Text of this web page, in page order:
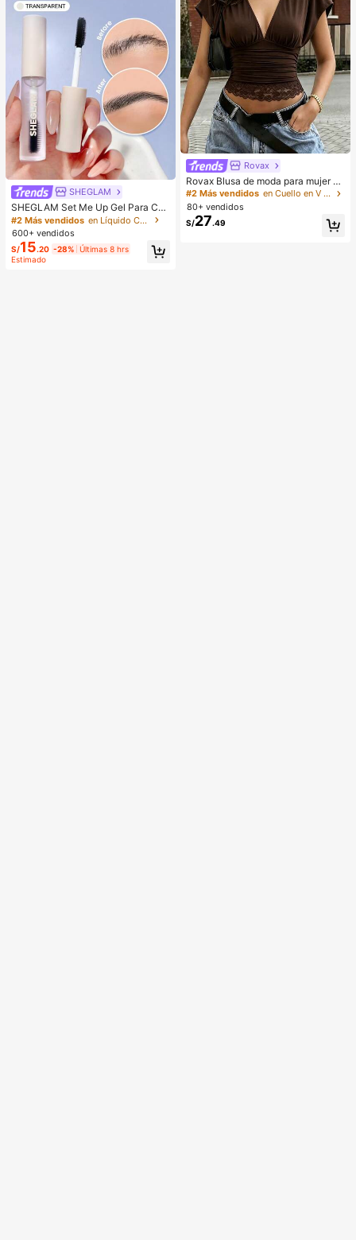
SHEGLAM
SHEGLAM Set Me Up Gel Para Cej
as Marca De Belleza CosméTica M
aquillaje Para Mujeres Y NiñAs
#2 Más vendidos
en Líquido Cejas
600+ vendidos
S/15.20 -28% Últimas 8 hrs
Estimado
Rovax
Rovax Blusa de moda para mujer de
unicolor con escote en V profundo,
plisada y con dobladillo de encaje
#2 Más vendidos
en Cuello en V profundo Tops, blusas y camisetas d
80+ vendidos
S/27.49